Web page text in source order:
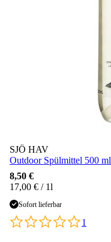
SJÖ HAV
Outdoor Spülmittel 500 ml
8,50 €
17,00 € / 1l
Sofort lieferbar
1